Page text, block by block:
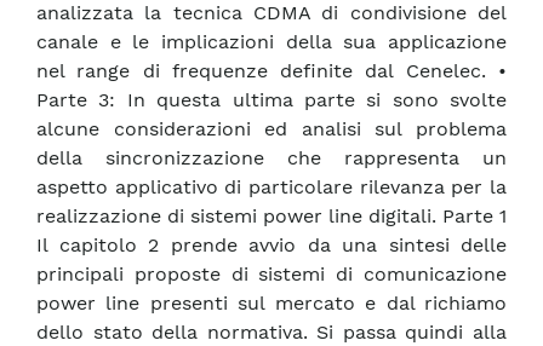
analizzata la tecnica CDMA di condivisione del
canale e le implicazioni della sua applicazione
nel range di frequenze definite dal Cenelec. •
Parte 3: In questa ultima parte si sono svolte
alcune considerazioni ed analisi sul problema
della sincronizzazione che rappresenta un
aspetto applicativo di particolare rilevanza per la
realizzazione di sistemi power line digitali. Parte 1
Il capitolo 2 prende avvio da una sintesi delle
principali proposte di sistemi di comunicazione
power line presenti sul mercato e dal richiamo
dello stato della normativa. Si passa quindi alla